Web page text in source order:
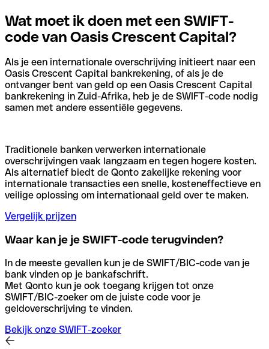
Wat moet ik doen met een SWIFT-
code van Oasis Crescent Capital?
Als je een internationale overschrijving initieert naar een
Oasis Crescent Capital bankrekening, of als je de
ontvanger bent van geld op een Oasis Crescent Capital
bankrekening in Zuid-Afrika, heb je de SWIFT-code nodig
samen met andere essentiële gegevens.
Traditionele banken verwerken internationale
overschrijvingen vaak langzaam en tegen hogere kosten.
Als alternatief biedt de Qonto zakelijke rekening voor
internationale transacties een snelle, kosteneffectieve en
veilige oplossing om internationaal geld over te maken.
Vergelijk prijzen
Waar kan je je SWIFT-code terugvinden?
In de meeste gevallen kun je de SWIFT/BIC-code van je
bank vinden op je bankafschrift.
Met Qonto kun je ook toegang krijgen tot onze
SWIFT/BIC-zoeker om de juiste code voor je
geldoverschrijving te vinden.
Bekijk onze SWIFT-zoeker